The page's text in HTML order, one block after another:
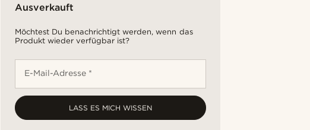
Ausverkauft
Möchtest Du benachrichtigt werden, wenn das
Produkt wieder verfügbar ist?
E-Mail-Adresse *
LASS ES MICH WISSEN